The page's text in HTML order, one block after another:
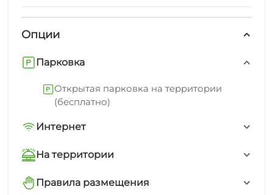
Опции
Парковка
Открытая парковка на территории
(бесплатно)
Интернет
Wi-Fi интернет на всей территории
На территории
Интернет Wi-Fi
Правила размещения